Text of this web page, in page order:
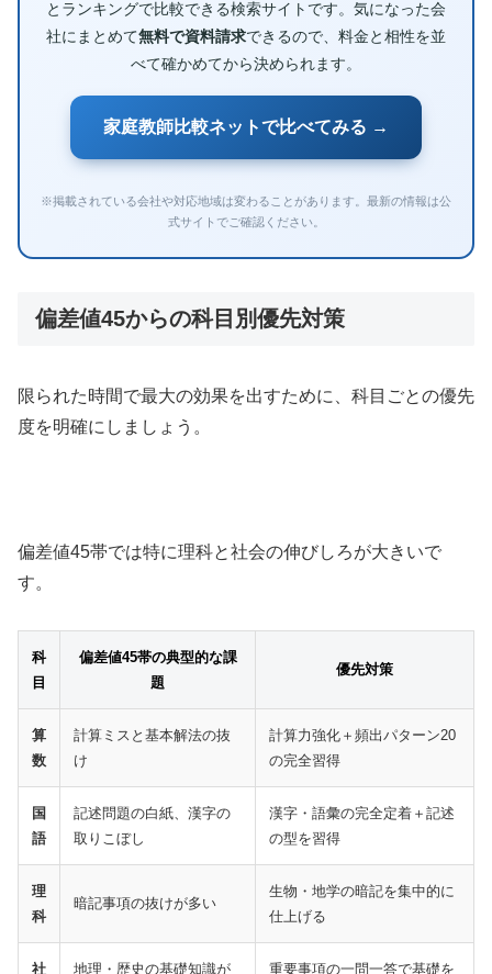
とランキングで比較できる検索サイトです。気になった会
社にまとめて無料で資料請求できるので、料金と相性を並
べて確かめてから決められます。
家庭教師比較ネットで比べてみる →
※掲載されている会社や対応地域は変わることがあります。最新の情報は公
式サイトでご確認ください。
偏差値45からの科目別優先対策
限られた時間で最大の効果を出すために、科目ごとの優先
度を明確にしましょう。
偏差値45帯では特に理科と社会の伸びしろが大きいで
す。
科
目
偏差値45帯の典型的な課
題
優先対策
算
数
計算ミスと基本解法の抜
け
計算力強化＋頻出パターン20
の完全習得
国
語
記述問題の白紙、漢字の
取りこぼし
漢字・語彙の完全定着＋記述
の型を習得
理
科
暗記事項の抜けが多い
生物・地学の暗記を集中的に
仕上げる
社
地理・歴史の基礎知識が
重要事項の一問一答で基礎を